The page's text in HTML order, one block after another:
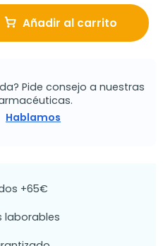
Añadir al carrito
Pide consejo a nuestras
Hablamos
+65€
laborables